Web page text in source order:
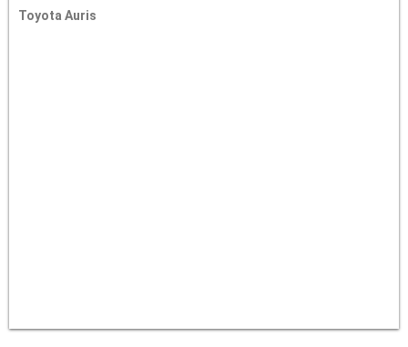
Toyota Auris